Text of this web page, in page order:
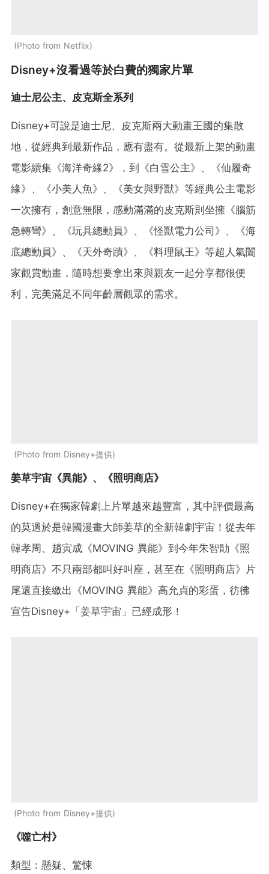
Photo from Netflix
Disney+沒看過等於白費的獨家片單
迪士尼公主、皮克斯全系列
Disney+可說是迪士尼、皮克斯兩大動畫王國的集散
地，從經典到最新作品，應有盡有。從最新上架的動畫
電影續集《海洋奇緣2》，到《白雪公主》、《仙履奇
緣》、《小美人魚》、《美女與野獸》等經典公主電影
一次擁有，創意無限，感動滿滿的皮克斯則坐擁《腦筋
急轉彎》、《玩具總動員》、《怪獸電力公司》、《海
底總動員》、《天外奇蹟》、《料理鼠王》等超人氣闔
家觀賞動畫，隨時想要拿出來與親友一起分享都很便
利，完美滿足不同年齡層觀眾的需求。
Photo from Disney+提供
姜草宇宙《異能》、《照明商店》
Disney+在獨家韓劇上片單越來越豐富，其中評價最高
的莫過於是韓國漫畫大師姜草的全新韓劇宇宙！從去年
韓孝周、趙寅成《MOVING 異能》到今年朱智勛《照
明商店》不只兩部都叫好叫座，甚至在《照明商店》片
尾還直接繳出《MOVING 異能》高允貞的彩蛋，彷彿
宣告Disney+「姜草宇宙」已經成形！
Photo from Disney+提供
《噬亡村》
類型：懸疑、驚悚